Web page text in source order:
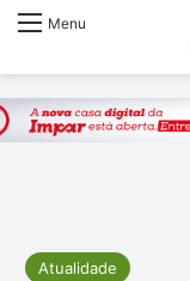
Menu
Atualidade